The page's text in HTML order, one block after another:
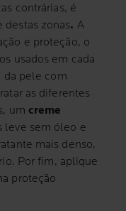
contrárias, é
destas zonas. A
e proteção, o
usados em cada
da pele com
as diferentes
um creme
leve sem óleo e
mais denso,
Por fim, aplique
proteção